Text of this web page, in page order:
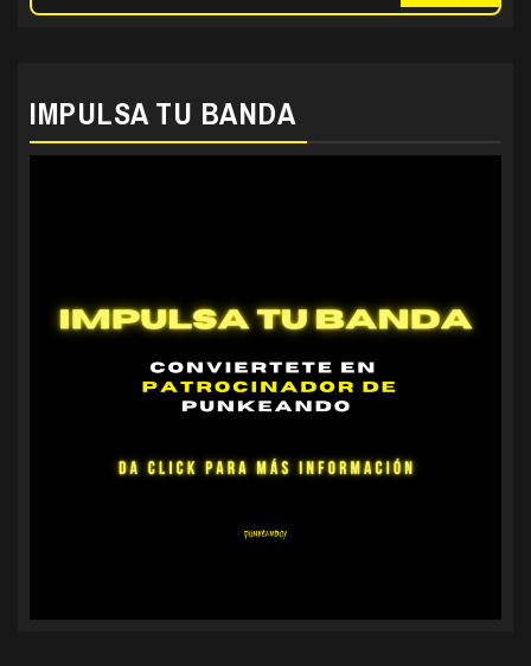
IMPULSA TU BANDA